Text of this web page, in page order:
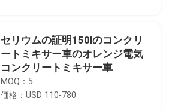
セリウムの証明150lのコンクリ
ートミキサー車のオレンジ電気
コンクリートミキサー車
MOQ：5
価格：USD 110-780